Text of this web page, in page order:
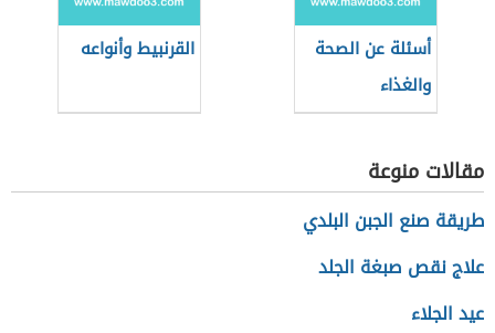
أسئلة عن الصحة
والغذاء
القرنبيط وأنواعه
مقالات منوعة
طريقة صنع الجبن البلدي
علاج نقص صبغة الجلد
عيد الجلاء